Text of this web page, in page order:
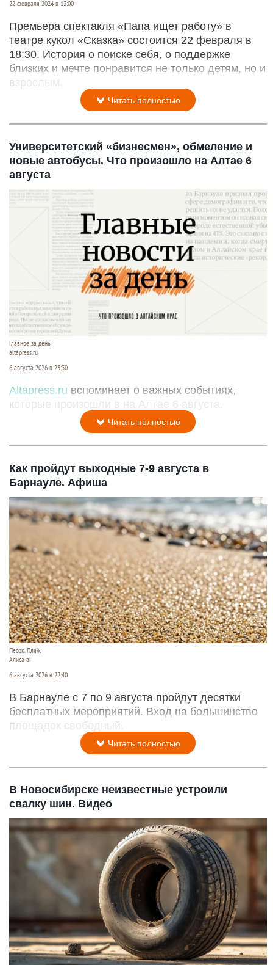
22 февраля 2024 в 13:00
Премьера спектакля «Папа ищет работу» в
театре кукол «Сказка» состоится 22 февраля в
18:30. История о поиске себя, о поддержке
близких и мечте понравится не только детям, но и
взрослым.
Читать полностью
Университетский «бизнесмен», обмеление и
новые автобусы. Что произошло на Алтае 6
августа
Главное за день
altapress.ru
6 августа 2026 в 23:30
Altapress.ru вспоминает о важных событиях,
которые произошли в на Алтае 6 августа.
Читать полностью
Как пройдут выходные 7-9 августа в
Барнауле. Афиша
Песок. Пляж.
Алиса ai
6 августа 2026 в 22:40
В Барнауле с 7 по 9 августа пройдут десятки
бесплатных мероприятий. Вход на большинство
площадок свободный.
Читать полностью
В Новосибирске неизвестные устроили
свалку шин. Видео